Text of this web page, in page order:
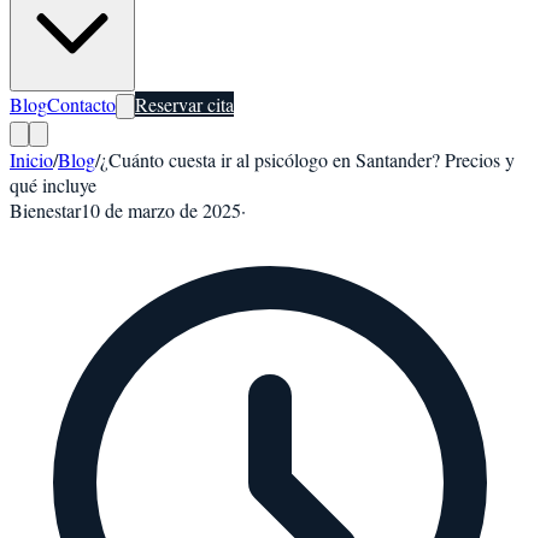
BlogContacto Reservar cita
Inicio/Blog/¿Cuánto cuesta ir al psicólogo en Santander? Precios y
qué incluye
Bienestar10 de marzo de 2025·